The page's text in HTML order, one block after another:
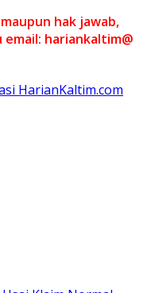
hak jawab,
email: hariankaltim@